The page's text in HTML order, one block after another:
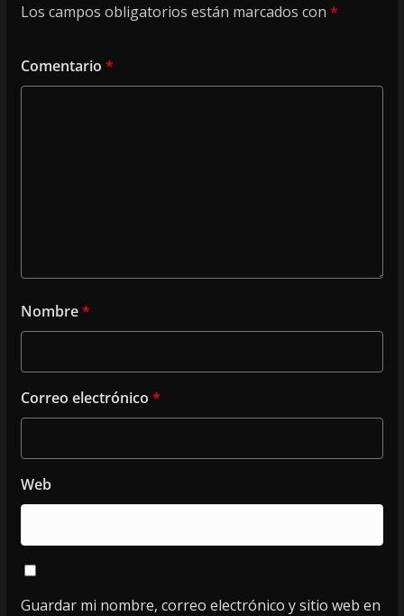
Los campos obligatorios están marcados con *
Comentario *
Nombre*
Correo electrónico *
Web
Guardar mi nombre, correo electrónico y sitio web en